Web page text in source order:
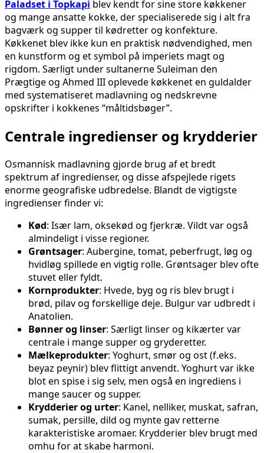
Paladset i Topkapi blev kendt for sine store køkkener
og mange ansatte kokke, der specialiserede sig i alt fra
bagværk og supper til kødretter og konfekture.
Køkkenet blev ikke kun en praktisk nødvendighed, men
en kunstform og et symbol på imperiets magt og
rigdom. Særligt under sultanerne Suleiman den
Prægtige og Ahmed III oplevede køkkenet en guldalder
med systematiseret madlavning og nedskrevne
opskrifter i kokkenes “måltidsbøger”.
Centrale ingredienser og krydderier
Osmannisk madlavning gjorde brug af et bredt
spektrum af ingredienser, og disse afspejlede rigets
enorme geografiske udbredelse. Blandt de vigtigste
ingredienser finder vi:
Kød: Især lam, oksekød og fjerkræ. Vildt var også
almindeligt i visse regioner.
Grøntsager: Aubergine, tomat, peberfrugt, løg og
hvidløg spillede en vigtig rolle. Grøntsager blev ofte
stuvet eller fyldt.
Kornprodukter: Hvede, byg og ris blev brugt i
brød, pilav og forskellige deje. Bulgur var udbredt i
Anatolien.
Bønner og linser: Særligt linser og kikærter var
centrale i mange supper og gryderetter.
Mælkeprodukter: Yoghurt, smør og ost (f.eks.
beyaz peynir) blev flittigt anvendt. Yoghurt var ikke
blot en spise i sig selv, men også en ingrediens i
mange saucer og supper.
Krydderier og urter: Kanel, nelliker, muskat, safran,
sumak, persille, dild og mynte gav retterne
karakteristiske aromaer. Krydderier blev brugt med
omhu for at skabe harmoni.